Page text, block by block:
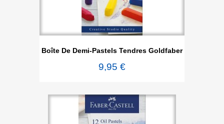
Boîte De Demi-Pastels Tendres Goldfaber
9,95 €